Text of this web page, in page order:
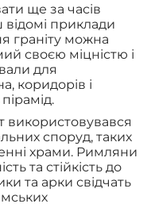
ще за часів
відомі приклади
граніту можна
своєю міцністю і
для
коридорів і
використовувався
споруд, таких
храми. Римляни
та стійкість до
та арки свідчать